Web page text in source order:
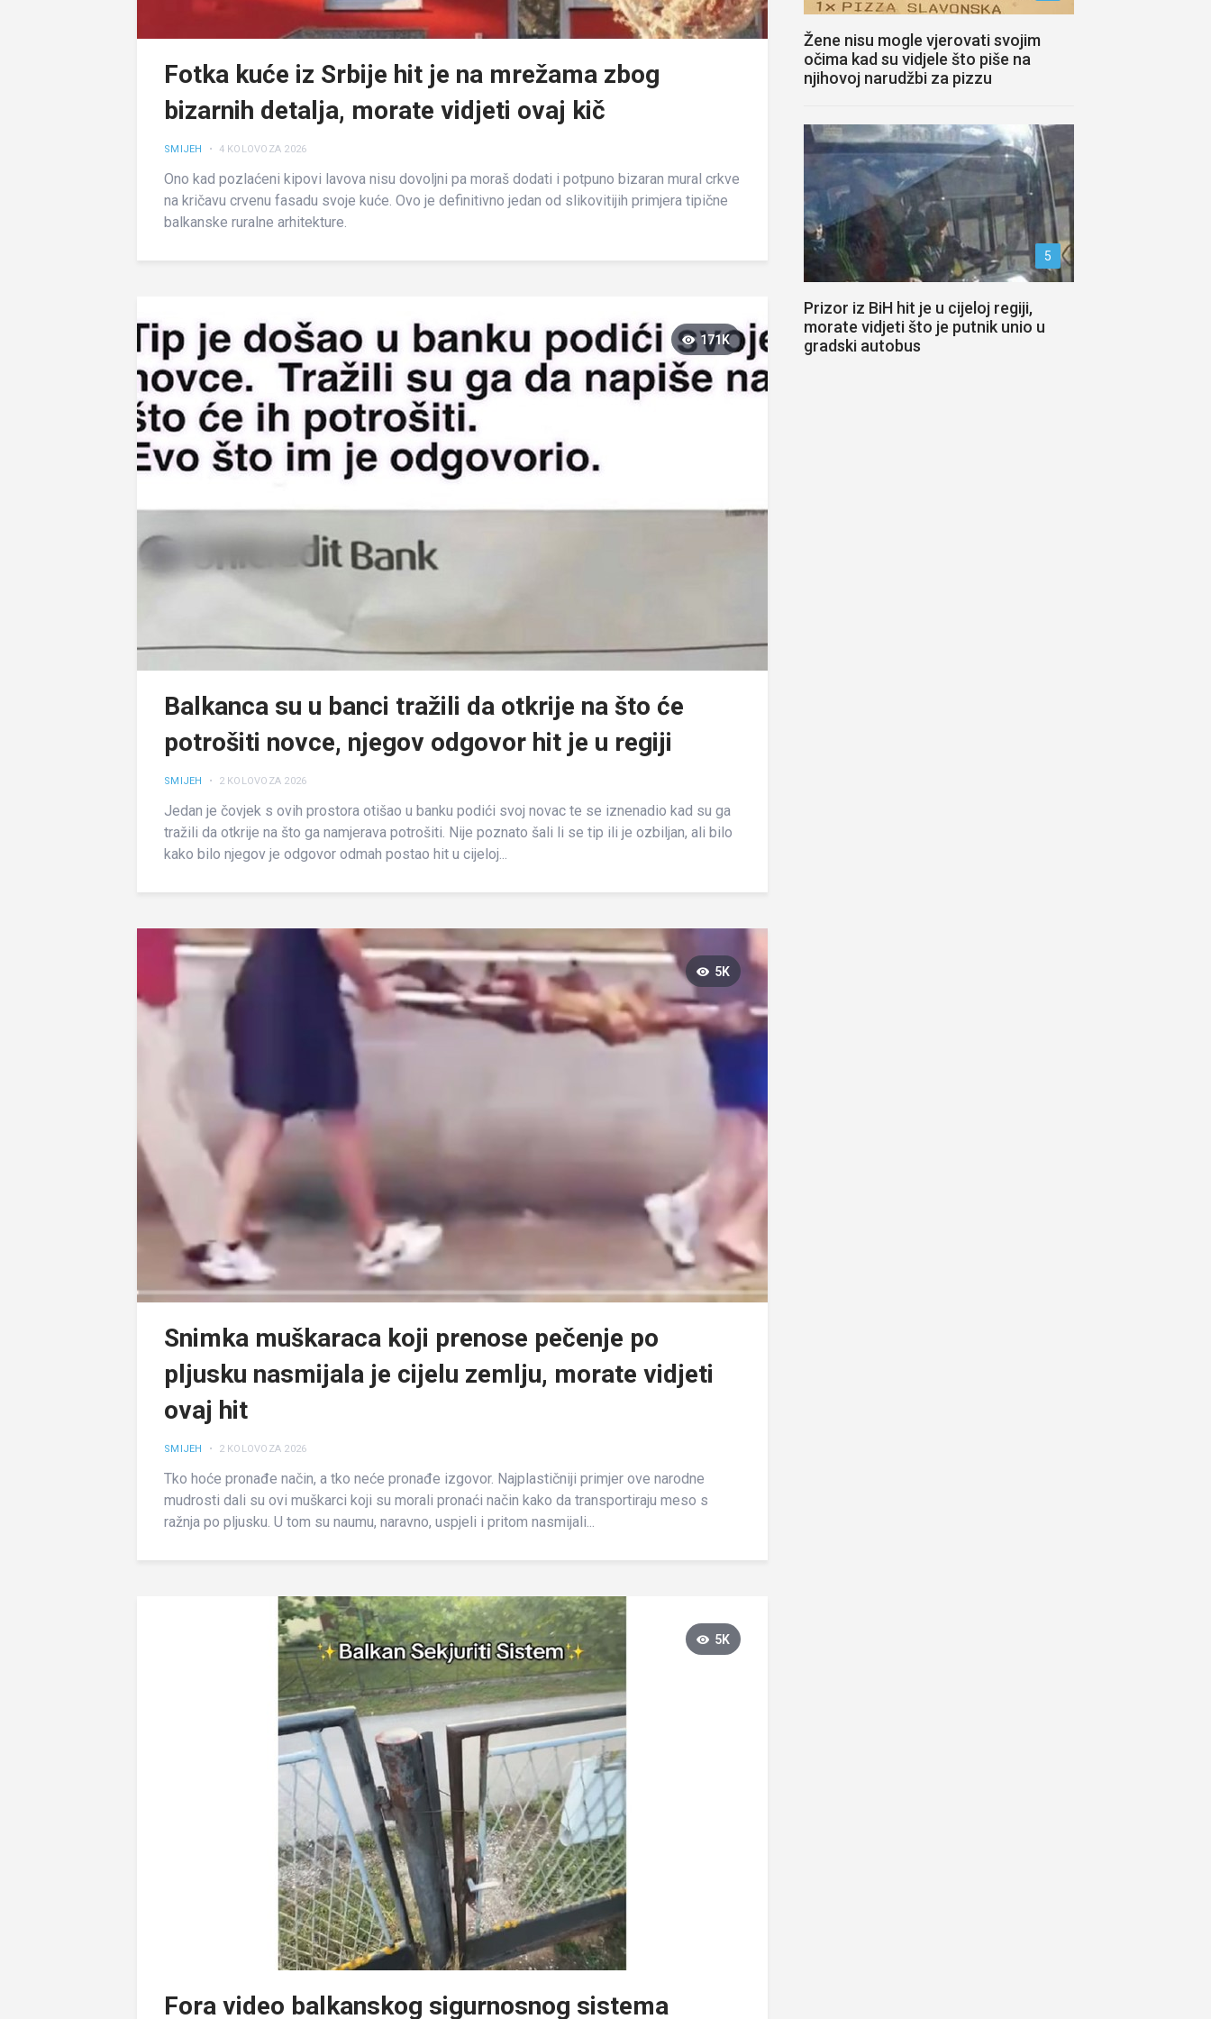
Fotka kuće iz Srbije hit je na mrežama zbog
bizarnih detalja, morate vidjeti ovaj kič
SMIJEH • 4 KOLOVOZA 2026
Ono kad pozlaćeni kipovi lavova nisu dovoljni pa moraš dodati i potpuno bizaran mural crkve
na kričavu crvenu fasadu svoje kuće. Ovo je definitivno jedan od slikovitijih primjera tipične
balkanske ruralne arhitekture.
171K
Balkanca su u banci tražili da otkrije na što će
potrošiti novce, njegov odgovor hit je u regiji
SMIJEH • 2 KOLOVOZA 2026
Jedan je čovjek s ovih prostora otišao u banku podići svoj novac te se iznenadio kad su ga
tražili da otkrije na što ga namjerava potrošiti. Nije poznato šali li se tip ili je ozbiljan, ali bilo
kako bilo njegov je odgovor odmah postao hit u cijeloj...
5K
Snimka muškaraca koji prenose pečenje po
pljusku nasmijala je cijelu zemlju, morate vidjeti
ovaj hit
SMIJEH • 2 KOLOVOZA 2026
Tko hoće pronađe način, a tko neće pronađe izgovor. Najplastičniji primjer ove narodne
mudrosti dali su ovi muškarci koji su morali pronaći način kako da transportiraju meso s
ražnja po pljusku. U tom su naumu, naravno, uspjeli i pritom nasmijali...
5K
Fora video balkanskog sigurnosnog sistema
Žene nisu mogle vjerovati svojim
očima kad su vidjele što piše na
njihovoj narudžbi za pizzu
5
Prizor iz BiH hit je u cijeloj regiji,
morate vidjeti što je putnik unio u
gradski autobus